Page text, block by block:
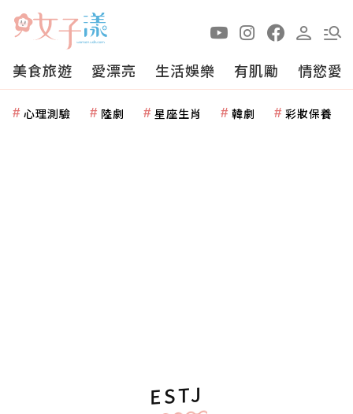
美食旅遊 愛漂亮 生活娛樂 有肌勵 情慾愛
心理測驗 陸劇 星座生肖 韓劇 彩妝保養
ESTJ